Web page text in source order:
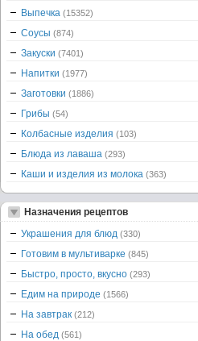
Выпечка (15352)
Соусы (874)
Закуски (7401)
Напитки (1977)
Заготовки (1886)
Грибы (54)
Колбасные изделия (103)
Блюда из лаваша (293)
Каши и изделия из молока (363)
Назначения рецептов
Украшения для блюд (330)
Готовим в мультиварке (845)
Быстро, просто, вкусно (293)
Едим на природе (1566)
На завтрак (212)
На обед (561)